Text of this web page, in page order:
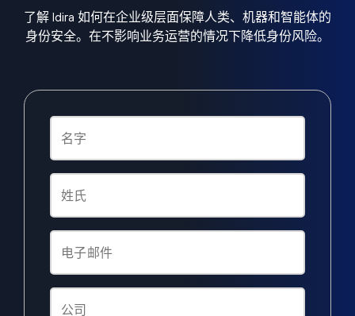
了解 Idira 如何在企业级层面保障人类、机器和智能体的
身份安全。在不影响业务运营的情况下降低身份风险。